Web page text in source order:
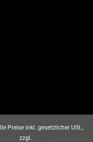
Preise inkl. gesetzlicher USt.,
zzgl.